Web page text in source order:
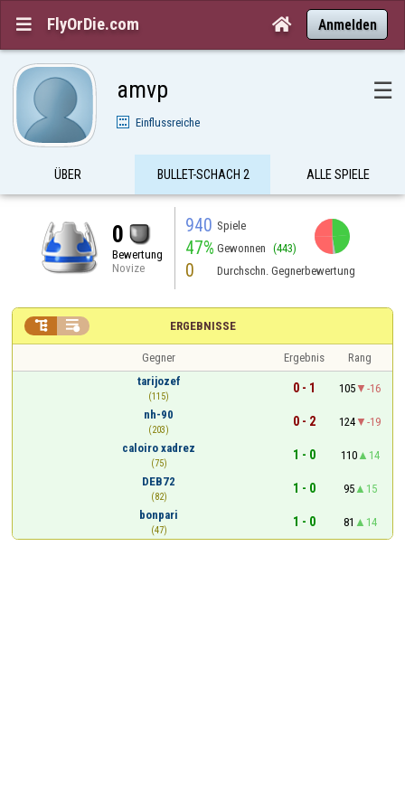
 FlyOrDie.com  Anmelden
amvp ☰
Einflussreiche
ÜBER BULLET-SCHACH 2 ALLE SPIELE
0
Bewertung
Novize
940 Spiele
47% Gewonnen (443)
0 Durchschn. Gegnerbewertung
ERGEBNISSE
 
Gegner Ergebnis
Rang
tarijozef
(115)
0 - 1 105
-16
nh-90
(203)
0 - 2 124
-19
caloiro xadrez
(75)
1 - 0 110
14
DEB72
(82)
1 - 0 95
15
bonpari
(47)
1 - 0 81 14